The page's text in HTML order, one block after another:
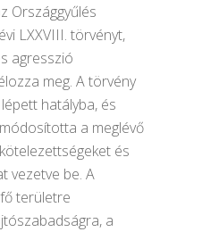
Országgyűlés
LXXVIII. törvényt,
agresszió
meg. A törvény
hatályba, és
a meglévő
és
vezetve be. A
területre
a